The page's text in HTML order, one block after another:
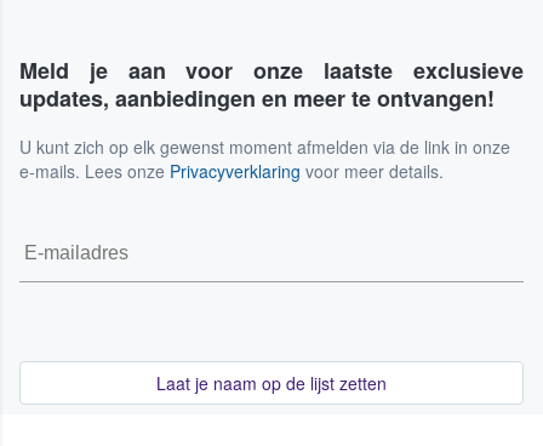
Meld je aan voor onze laatste exclusieve
updates, aanbiedingen en meer te ontvangen!
U kunt zich op elk gewenst moment afmelden via de link in onze
e-mails. Lees onze Privacyverklaring voor meer details.
Laat je naam op de lijst zetten